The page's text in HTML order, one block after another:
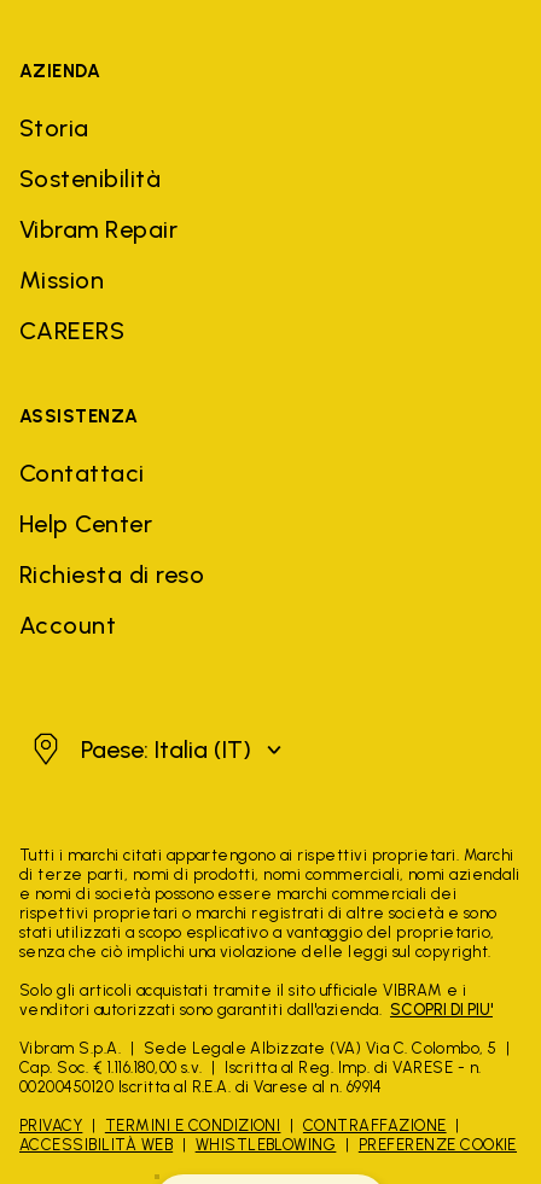
AZIENDA
Storia
Sostenibilità
Vibram Repair
Mission
CAREERS
ASSISTENZA
Contattaci
Help Center
Richiesta di reso
Account
Italia Paese: Italia (IT)
Tutti i marchi citati appartengono ai rispettivi proprietari. Marchi
di terze parti, nomi di prodotti, nomi commerciali, nomi aziendali
e nomi di società possono essere marchi commerciali dei
rispettivi proprietari o marchi registrati di altre società e sono
stati utilizzati a scopo esplicativo a vantaggio del proprietario,
senza che ciò implichi una violazione delle leggi sul copyright.
Solo gli articoli acquistati tramite il sito ufficiale VIBRAM e i
venditori autorizzati sono garantiti dall'azienda. SCOPRI DI PIU'
Vibram S.p.A.
Sede Legale Albizzate (VA) Via C. Colombo, 5
Cap. Soc. € 1.116.180,00 s.v.
Iscritta al Reg. Imp. di VARESE - n.
00200450120 Iscritta al R.E.A. di Varese al n. 69914
PRIVACY TERMINI E CONDIZIONI
CONTRAFFAZIONE
ACCESSIBILITÀ WEB
WHISTLEBLOWING PREFERENZE COOKIE